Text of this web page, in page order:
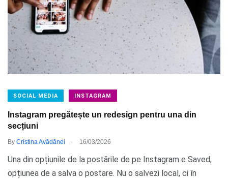
SOCIAL MEDIA INSTAGRAM
Instagram pregătește un redesign pentru una din
secțiuni
By Cristina Avădănei . 16/03/2026
Una din opțiunile de la postările de pe Instagram e Saved,
opțiunea de a salva o postare. Nu o salvezi local, ci în